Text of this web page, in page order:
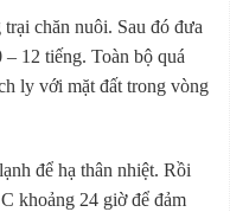
chăn nuôi. Sau đó đưa
12 tiếng. Toàn bộ quá
ly với mặt đất trong vòng
để hạ thân nhiệt. Rồi
khoảng 24 giờ để đảm